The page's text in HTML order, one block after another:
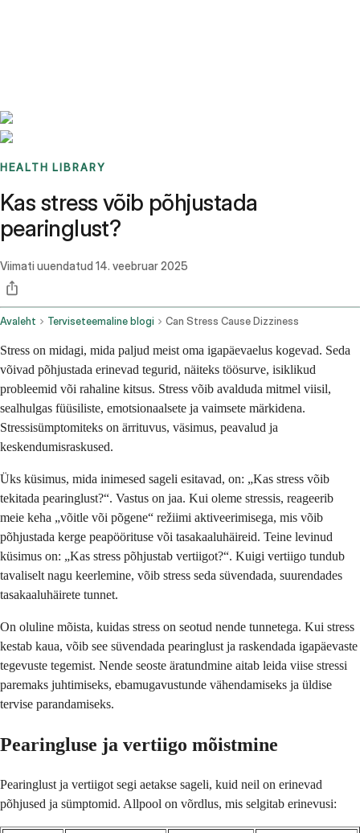
HEALTH LIBRARY
Kas stress võib põhjustada
pearinglust?
Viimati uuendatud 14. veebruar 2025
Avaleht Terviseteemaline blogi Can Stress Cause Dizziness
Stress on midagi, mida paljud meist oma igapäevaelus kogevad. Seda
võivad põhjustada erinevad tegurid, näiteks töösurve, isiklikud
probleemid või rahaline kitsus. Stress võib avalduda mitmel viisil,
sealhulgas füüsiliste, emotsionaalsete ja vaimsete märkidena.
Stressisümptomiteks on ärrituvus, väsimus, peavalud ja
keskendumisraskused.
Üks küsimus, mida inimesed sageli esitavad, on: „Kas stress võib
tekitada pearinglust?“. Vastus on jaa. Kui oleme stressis, reageerib
meie keha „võitle või põgene“ režiimi aktiveerimisega, mis võib
põhjustada kerge peapöörituse või tasakaaluhäireid. Teine levinud
küsimus on: „Kas stress põhjustab vertiigot?“. Kuigi vertiigo tundub
tavaliselt nagu keerlemine, võib stress seda süvendada, suurendades
tasakaaluhäirete tunnet.
On oluline mõista, kuidas stress on seotud nende tunnetega. Kui stress
kestab kaua, võib see süvendada pearinglust ja raskendada igapäevaste
tegevuste tegemist. Nende seoste äratundmine aitab leida viise stressi
paremaks juhtimiseks, ebamugavustunde vähendamiseks ja üldise
tervise parandamiseks.
Pearingluse ja vertiigo mõistmine
Pearinglust ja vertiigot segi aetakse sageli, kuid neil on erinevad
põhjused ja sümptomid. Allpool on võrdlus, mis selgitab erinevusi: